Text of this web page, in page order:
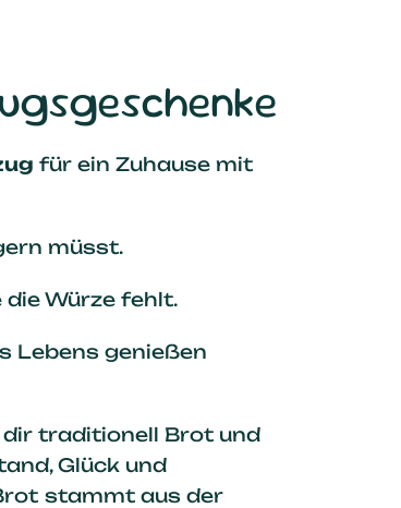
für ein Zuhause mit
müsst.
die Würze fehlt.
Lebens genießen
traditionell Brot und
Glück und
stammt aus der